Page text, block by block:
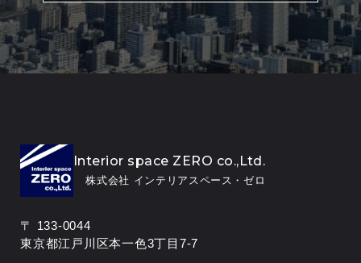
Interior space ZERO co.,Ltd.
株式会社 インテリアスペース・ゼロ
〒 133-0044
東京都江戸川区本一色3丁目7-7